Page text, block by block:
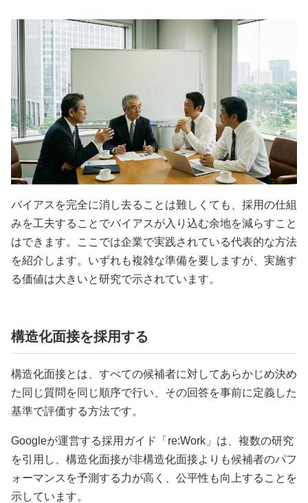
バイアスを完全に消し去ることは難しくても、採用の仕組
みを工夫することでバイアスが入り込む余地を減らすこと
はできます。ここでは企業で実践されている代表的な方法
を紹介します。いずれも複雑な準備を要しますが、実施す
る価値は大きいと研究で示されています。
構造化面接を採用する
構造化面接とは、すべての候補者に対してあらかじめ決め
た同じ質問を同じ順序で行い、その回答を事前に定義した
基準で評価する方法です。
Googleが運営する採用ガイド「re:Work」は、複数の研究
を引用し、構造化面接が非構造化面接よりも候補者のパフ
ォーマンスを予測する力が高く、公平性も向上することを
示しています。